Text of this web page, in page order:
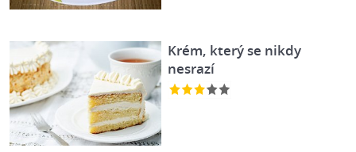
Krém, který se nikdy
nesrazí